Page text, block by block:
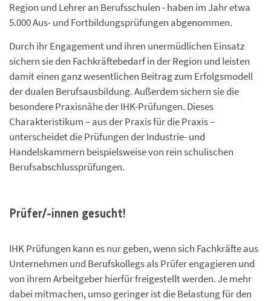
Region und Lehrer an Berufsschulen - haben im Jahr etwa
5.000 Aus- und Fortbildungsprüfungen abgenommen.
Durch ihr Engagement und ihren unermüdlichen Einsatz
sichern sie den Fachkräftebedarf in der Region und leisten
damit einen ganz wesentlichen Beitrag zum Erfolgsmodell
der dualen Berufsausbildung. Außerdem sichern sie die
besondere Praxisnähe der IHK-Prüfungen. Dieses
Charakteristikum – aus der Praxis für die Praxis –
unterscheidet die Prüfungen der Industrie- und
Handelskammern beispielsweise von rein schulischen
Berufsabschlussprüfungen.
Prüfer/-innen gesucht!
IHK Prüfungen kann es nur geben, wenn sich Fachkräfte aus
Unternehmen und Berufskollegs als Prüfer engagieren und
von ihrem Arbeitgeber hierfür freigestellt werden. Je mehr
dabei mitmachen, umso geringer ist die Belastung für den